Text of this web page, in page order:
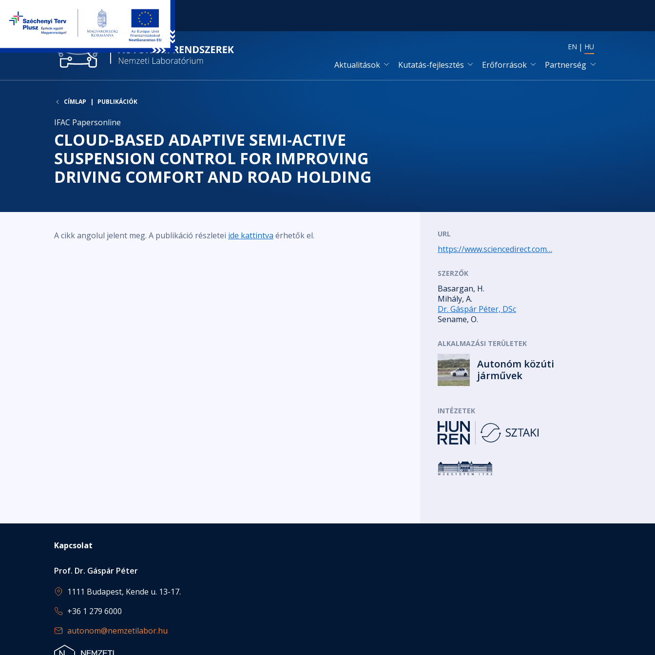
EN HU
Aktualitások Kutatás-fejlesztés Erőforrások Partnerség
CÍMLAP PUBLIKÁCIÓK
IFAC Papersonline
CLOUD-BASED ADAPTIVE SEMI-ACTIVE
SUSPENSION CONTROL FOR IMPROVING
DRIVING COMFORT AND ROAD HOLDING
A cikk angolul jelent meg. A publikáció részletei ide kattintva érhetők el. URL
https://www.sciencedirect.com…
SZERZŐK
Basargan, H.
Mihály, A.
Dr. Gáspár Péter, DSc
Sename, O.
ALKALMAZÁSI TERÜLETEK
Autonóm közúti
járművek
INTÉZETEK
Kapcsolat
Prof. Dr. Gáspár Péter
1111 Budapest, Kende u. 13-17.
+36 1 279 6000
autonom@nemzetilabor.hu